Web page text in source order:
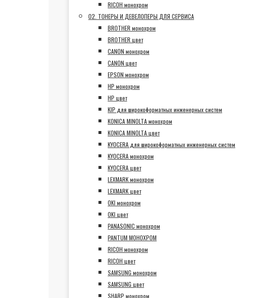
RICOH монохром
02. ТОНЕРЫ И ДЕВЕЛОПЕРЫ ДЛЯ СЕРВИСА
BROTHER монохром
BROTHER цвет
CANON монохром
CANON цвет
EPSON монохром
HP монохром
HP цвет
KIP для широкоформатных инженерных систем
KONICA MINOLTA монохром
KONICA MINOLTA цвет
KYOCERA для широкоформатных инженерных систем
KYOCERA монохром
KYOCERA цвет
LEXMARK монохром
LEXMARK цвет
OKI монохром
OKI цвет
PANASONIC монохром
PANTUM МОНОХРОМ
RICOH монохром
RICOH цвет
SAMSUNG монохром
SAMSUNG цвет
SHARP монохром